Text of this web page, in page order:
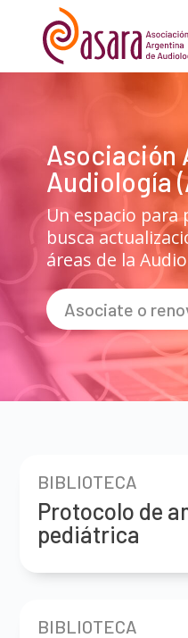
Asociación
Audiología
Un espacio
busca
áreas de la
Asociate o
BIBLIOTECA
Protocolo de
pediátrica
BIBLIOTECA